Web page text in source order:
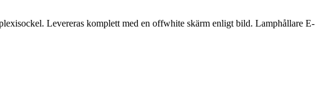
Levereras komplett med en offwhite skärm enligt bild. Lamphållare E-